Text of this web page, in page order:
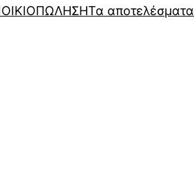
ΠΩΛΗΣΗΤα αποτελέσματα